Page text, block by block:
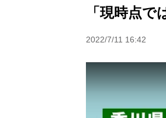
「現時点
2022/7/11 16:42